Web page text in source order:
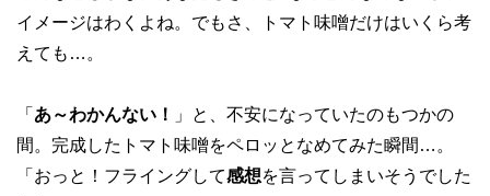
イメージはわくよね。でもさ、トマト味噌だけはいくら考
えても…。
「 あ～わかんない！
」と、不安になっていたのもつかの
間。完成したトマト味噌をペロッとなめてみた瞬間…。
「おっと！フライングして感想を言ってしまいそうでした